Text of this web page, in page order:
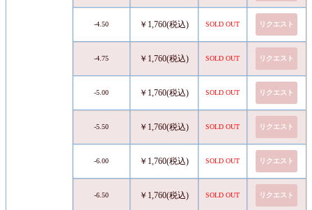
-4.50 ￥1,760(税込) SOLD OUT リクエスト
-4.75 ￥1,760(税込) SOLD OUT リクエスト
-5.00 ￥1,760(税込) SOLD OUT リクエスト
-5.50 ￥1,760(税込) SOLD OUT リクエスト
-6.00 ￥1,760(税込) SOLD OUT リクエスト
-6.50 ￥1,760(税込) SOLD OUT リクエスト